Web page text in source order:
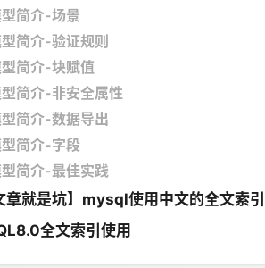
简介-场景
简介-验证规则
简介-块赋值
简介-非安全属性
简介-数据导出
简介-字段
简介-最佳实践
章就是坑】mysql使用中文的全文索
全文索引使用​